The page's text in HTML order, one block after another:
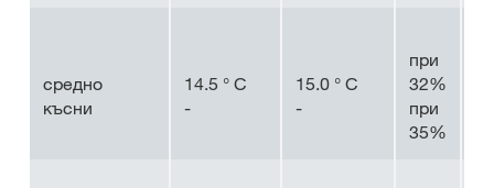
средно
късни
14.5 ° С
-
15.0 ° С
-
при
32%
при
35%